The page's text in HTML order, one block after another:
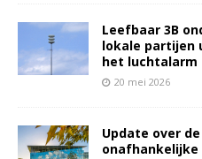
Leefbaar 3B
lokale partijen
het luchtalarm
20 mei 2026
Update over
onafhankelijke